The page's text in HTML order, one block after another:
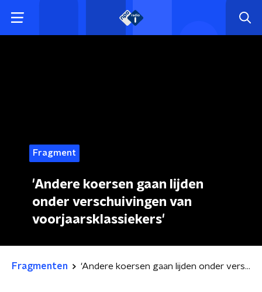
Fragment
'Andere koersen gaan lijden
onder verschuivingen van
voorjaarsklassiekers'
Fragmenten 'Andere koersen gaan lijden onder verschuivingen van voorjaarsklassiekers'